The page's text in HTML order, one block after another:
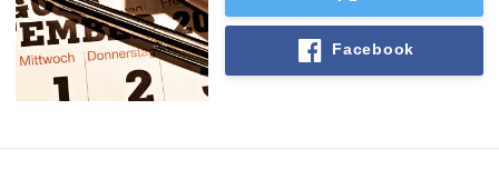
Facebook